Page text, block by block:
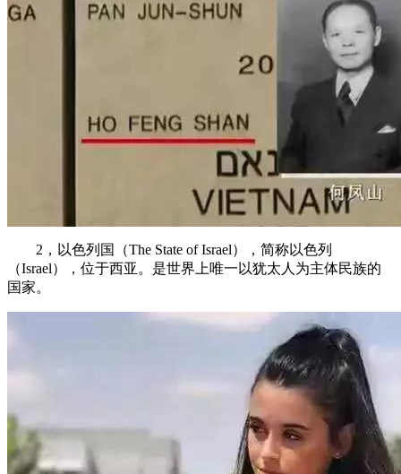
2，以色列国（The State of Israel），简称以色列
（Israel），位于西亚。是世界上唯一以犹太人为主体民族的
国家。